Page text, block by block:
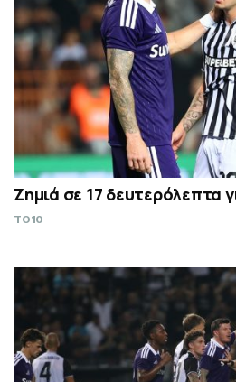
Ζημιά σε 17 δευτερόλεπτα
TO10